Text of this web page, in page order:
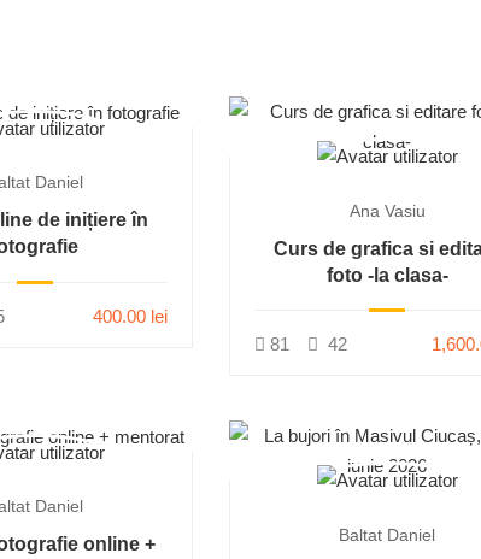
Daniel
de inițiere în
400.00 lei
Ana Vasiu
Curs de grafica si
foto -la clasa-
81 42
Daniel
online +
Baltat Daniel